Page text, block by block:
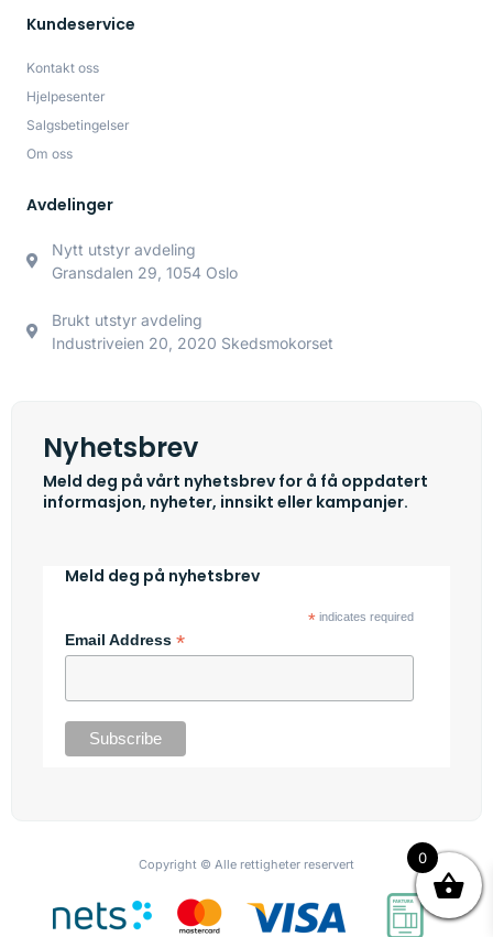
Kundeservice
Kontakt oss
Hjelpesenter
Salgsbetingelser
Om oss
Avdelinger
Nytt utstyr avdeling
Gransdalen 29, 1054 Oslo
Brukt utstyr avdeling
Industriveien 20, 2020 Skedsmokorset
Nyhetsbrev
Meld deg på vårt nyhetsbrev for å få oppdatert
informasjon, nyheter, innsikt eller kampanjer.
Meld deg på nyhetsbrev
*indicates required
Email Address *
Copyright © Alle rettigheter reservert 0